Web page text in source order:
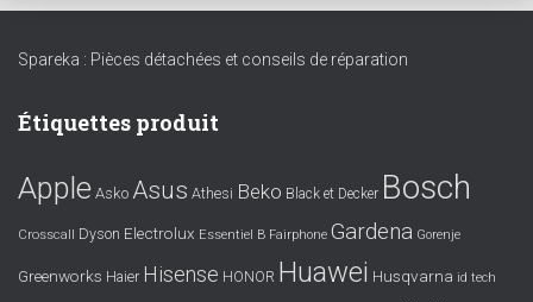
Spareka : Pièces détachées et conseils de réparation
Étiquettes produit
Apple Asko Asus Athesi Beko Black et Decker Bosch
Crosscall Dyson Electrolux Essentiel B Fairphone Gardena Gorenje
Greenworks Haier Hisense HONOR Huawei Husqvarna id tech